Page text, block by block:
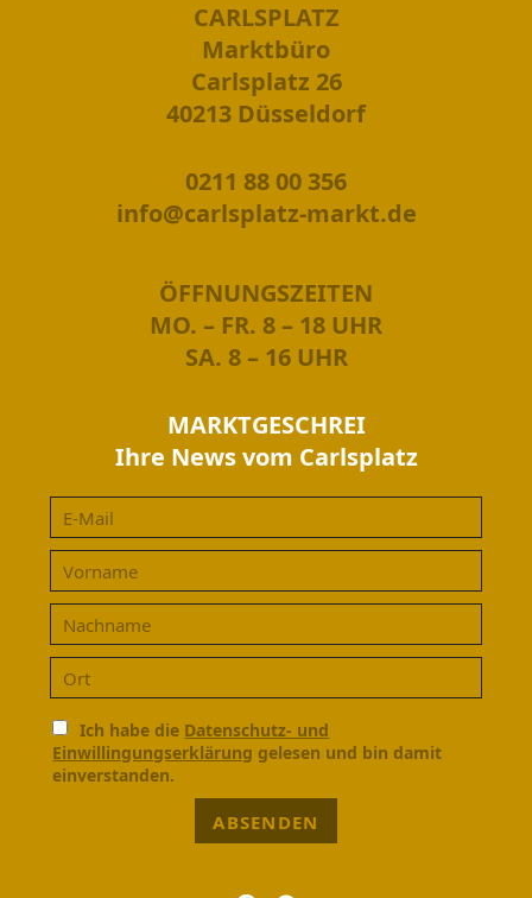
CARLSPLATZ
Marktbüro
Carlsplatz 26
40213 Düsseldorf
0211 88 00 356
info@carlsplatz-markt.de
ÖFFNUNGSZEITEN
MO. – FR. 8 – 18 UHR
SA. 8 – 16 UHR
MARKTGESCHREI
Ihre News vom Carlsplatz
Ich habe die Datenschutz- und
Einwillingungserklärung gelesen und bin damit
einverstanden.
ABSENDEN